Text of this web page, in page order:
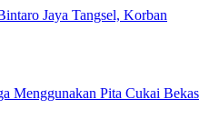
Jaya Tangsel, Korban
Menggunakan Pita Cukai Bekas